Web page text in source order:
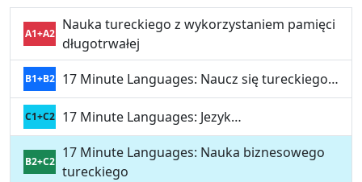
A1+A2
Nauka tureckiego z wykorzystaniem pamięci
długotrwałej
B1+B2 17 Minute Languages: Naucz się tureckiego…
C1+C2 17 Minute Languages: Jezyk…
B2+C2
17 Minute Languages: Nauka biznesowego
tureckiego